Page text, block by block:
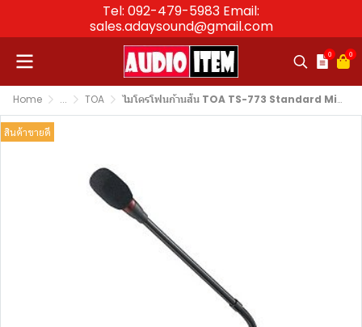
Tel: 092-479-5983 Email:
sales.adaysound@gmail.com
0 0
Home ... TOA ไมโครโฟนก้านสั้น TOA TS-773 Standard Microphone Unit
สินค้าขายดี